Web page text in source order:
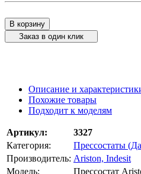
В корзину
Заказ в один клик
Описание и
Похожие товары
Подходит к моделям
Артикул:
3327
Категория:
Прессостаты
Производитель: Ariston, Indesit
Модель:
Прессостат